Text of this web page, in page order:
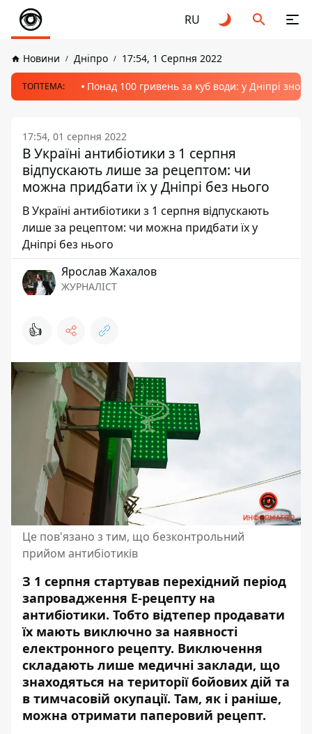
RU
Новини Дніпро 17:54, 1 Серпня 2022
ТОПТЕМА: Понад 100 гривень за куб води: у Дніпрі
17:54, 01 серпня 2022
В Україні антибіотики з 1 серпня
відпускають лише за рецептом: чи
можна придбати їх у Дніпрі без нього
В Україні антибіотики з 1 серпня відпускають
лише за рецептом: чи можна придбати їх у
Дніпрі без нього
Ярослав Жахалов
ЖУРНАЛІСТ
👍
Це пов'язано з тим, що безконтрольний
прийом антибіотиків
З 1 серпня стартував перехідний період
запровадження Е-рецепту на
антибіотики. Тобто відтепер продавати
їх мають виключно за наявності
електронного рецепту. Виключення
складають лише медичні заклади, що
знаходяться на території бойових дій та
в тимчасовій окупації. Там, як і раніше,
можна отримати паперовий рецепт.